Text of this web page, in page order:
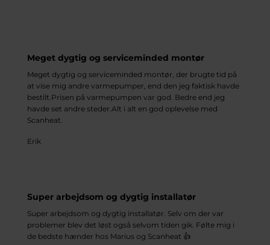
Meget dygtig og serviceminded montør
Meget dygtig og serviceminded montør, der brugte tid på
at vise mig andre varmepumper, end den jeg faktisk havde
bestilt.Prisen på varmepumpen var god. Bedre end jeg
havde set andre steder.Alt i alt en god oplevelse med
Scanheat.
Erik
Super arbejdsom og dygtig installatør
Super arbejdsom og dygtig installatør. Selv om der var
problemer blev det løst også selvom tiden gik. Følte mig i
de bedste hænder hos Marius og Scanheat 👍